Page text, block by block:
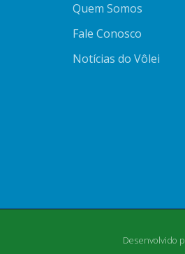
Quem Somos
Fale Conosco
Notícias do Vôlei
Desenvolvido